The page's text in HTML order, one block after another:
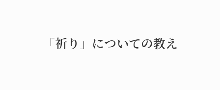
「祈り」についての教え